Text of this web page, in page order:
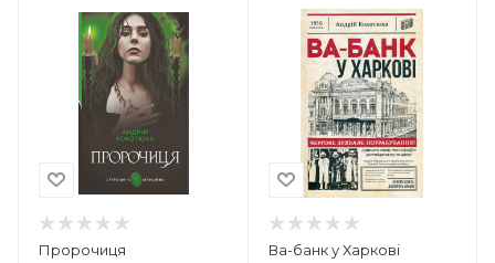
Пророчиця Ва-банк у Харкові